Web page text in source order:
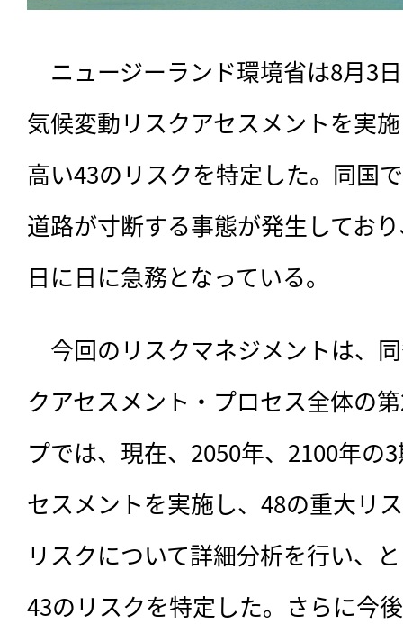
ニュージーランド環境省は8月3
気候変動リスクアセスメントを実
高い43のリスクを特定した。同国
道路が寸断する事態が発生してお
日に日に急務となっている。
今回のリスクマネジメントは、
クアセスメント・プロセス全体の
プでは、現在、2050年、2100年の
セスメントを実施し、48の重大リ
リスクについて詳細分析を行い、
43のリスクを特定した。さらに今